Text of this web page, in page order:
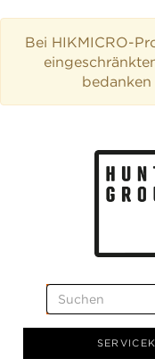
Bei HIKMICRO-
SERVICE